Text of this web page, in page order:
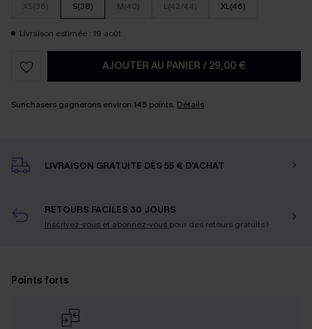
XS(36) S(38) M(40) L(42/44) XL(46)
Livraison estimée : 19 août
AJOUTER AU PANIER / 29,00 €
Sunchasers gagnerons environ 145 points. Détails
LIVRAISON GRATUITE DÈS 55 € D'ACHAT
RETOURS FACILES 30 JOURS
Inscrivez-vous et abonnez-vous pour des retours gratuits !
Points forts